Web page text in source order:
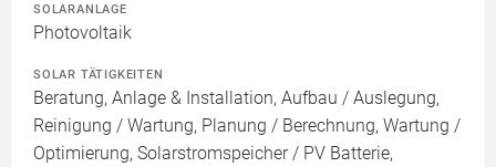
SOLARANLAGE
Photovoltaik
SOLAR TÄTIGKEITEN
Beratung, Anlage & Installation, Aufbau / Auslegung,
Reinigung / Wartung, Planung / Berechnung, Wartung /
Optimierung, Solarstromspeicher / PV Batterie,